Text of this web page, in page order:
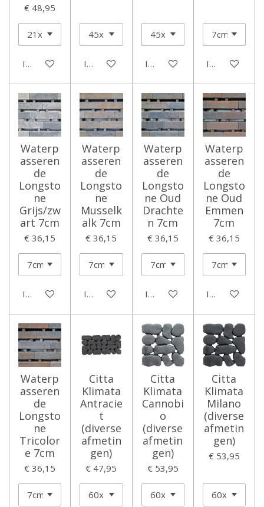
€ 48,95
In winkelwagen In winkelwagen In winkelwagenIn
Waterp
asseren
de
Longsto
ne
Grijs/zw
art 7cm
€ 36,15
In winkelwagen
Waterp
asseren
de
Longsto
ne
Musselk
alk 7cm
€ 36,15
In winkelwagen
Waterp
asseren
de
Longsto
ne Oud
Drachte
n 7cm
€ 36,15
In winkelwagen
Waterp
asseren
de
Longsto
ne Oud
Emmen
7cm
€ 36,15
In
Waterp
asseren
de
Longsto
ne
Tricolor
e 7cm
€ 36,15
Citta
Klimata
Antracie
t
(diverse
afmetin
gen)
€ 47,95
Citta
Klimata
Cannobi
o
(diverse
afmetin
gen)
€ 53,95
Citta
Klimata
Milano
(diverse
afmetin
gen)
€ 53,95